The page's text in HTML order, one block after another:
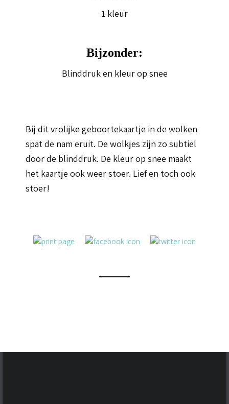
1 kleur
Bijzonder:
Blinddruk en kleur op snee
Bij dit vrolijke geboortekaartje in de wolken
spat de nam eruit. De wolkjes zijn zo subtiel
door de blinddruk. De kleur op snee maakt
het kaartje ook weer stoer. Lief en toch ook
stoer!